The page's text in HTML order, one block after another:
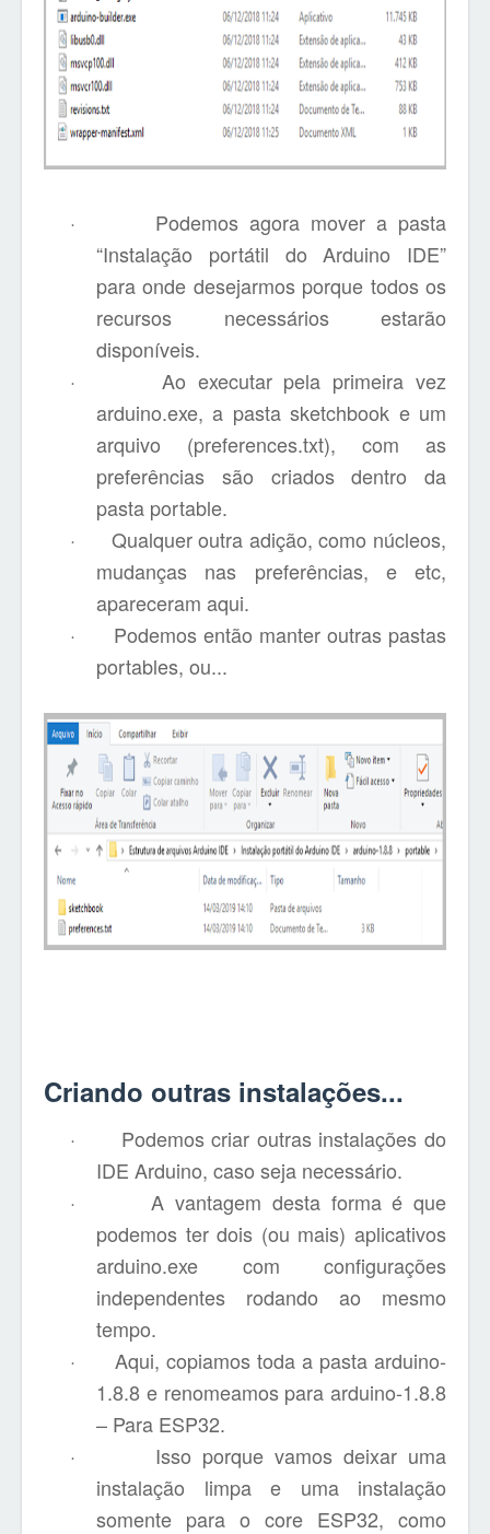
·
Podemos agora mover a pasta
“Instalação portátil do Arduino IDE”
para onde desejarmos porque todos os
recursos necessários estarão
disponíveis.
·
Ao executar pela primeira vez
arduino.exe, a pasta sketchbook e um
arquivo (preferences.txt), com as
preferências são criados dentro da
pasta portable.
·
Qualquer outra adição, como núcleos,
mudanças nas preferências, e etc,
apareceram aqui.
·
Podemos então manter outras pastas
portables, ou...
Criando outras instalações...
·
Podemos criar outras instalações do
IDE Arduino, caso seja necessário.
·
A vantagem desta forma é que
podemos ter dois (ou mais) aplicativos
arduino.exe com configurações
independentes rodando ao mesmo
tempo.
·
Aqui, copiamos toda a pasta arduino-
1.8.8 e renomeamos para arduino-1.8.8
– Para ESP32.
·
Isso porque vamos deixar uma
instalação limpa e uma instalação
somente para o core ESP32, como